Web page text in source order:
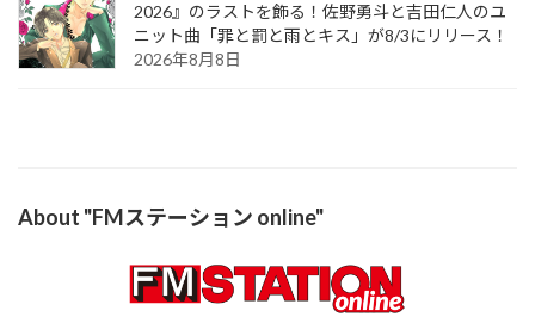
2026』のラストを飾る！佐野勇斗と吉田仁人のユ
ニット曲「罪と罰と雨とキス」が8/3にリリース！
2026年8月8日
About "FMステーション online"